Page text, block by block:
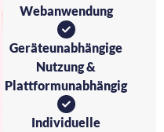
Webanwendung
Geräteunabhängige
Nutzung &
Plattformunabhängig
Individuelle